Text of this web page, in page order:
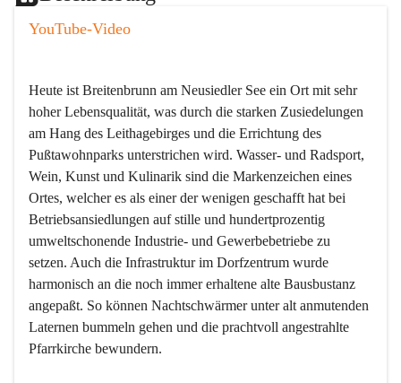
YouTube-Video
Heute ist Breitenbrunn am Neusiedler See ein Ort mit sehr
hoher Lebensqualität, was durch die starken Zusiedelungen
am Hang des Leithagebirges und die Errichtung des
Pußtawohnparks unterstrichen wird. Wasser- und Radsport,
Wein, Kunst und Kulinarik sind die Markenzeichen eines
Ortes, welcher es als einer der wenigen geschafft hat bei
Betriebsansiedlungen auf stille und hundertprozentig
umweltschonende Industrie- und Gewerbebetriebe zu
setzen. Auch die Infrastruktur im Dorfzentrum wurde
harmonisch an die noch immer erhaltene alte Bausbustanz
angepaßt. So können Nachtschwärmer unter alt anmutenden
Laternen bummeln gehen und die prachtvoll angestrahlte
Pfarrkirche bewundern.